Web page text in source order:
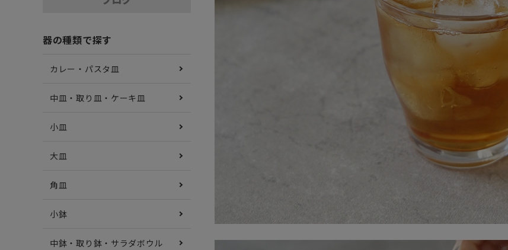
器の種類で探す
カレー・パスタ皿
中皿・取り皿・ケーキ皿
小皿
大皿
角皿
小鉢
中鉢・取り鉢・サラダボウル